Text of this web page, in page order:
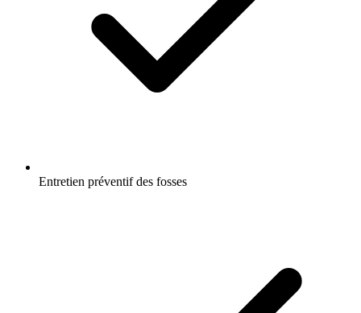
Entretien préventif des fosses